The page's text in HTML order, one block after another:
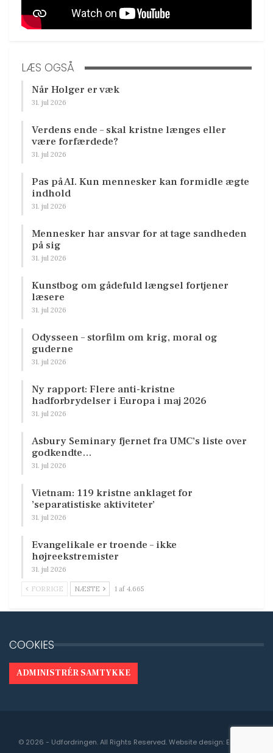
LÆS OGSÅ
Når Holger er væk
31. jul 2026
Verdens ende – skal kristne længes eller
være forfærdede?
31. jul 2026
Pas på AI. Kun mennesker kan formidle ægte
indhold
31. jul 2026
Mennesker har ansvar for at tage sandheden
på sig
31. jul 2026
Kunstbog om gådefuld længsel fortjener
læsere
31. jul 2026
Odysseen – storfilm om krig, moral og
guderne
31. jul 2026
Ny rapport: Flere anti-kristne
hadforbrydelser i Europa i maj 2026
31. jul 2026
Asbury Seminary fjernet fra UMC’s liste over
godkendte…
31. jul 2026
Vietnam: 119 kristne anklaget for
’separatistiske aktiviteter’
31. jul 2026
Evangelikale er troende – ikke
højreekstremister
31. jul 2026
FORRIGE NÆSTE 1 af 4.665
COOKIES
ADMINISTRÉR SAMTYKKE
© 2026 - Udfordringen. All Rights Reserved.Website design: Engedal